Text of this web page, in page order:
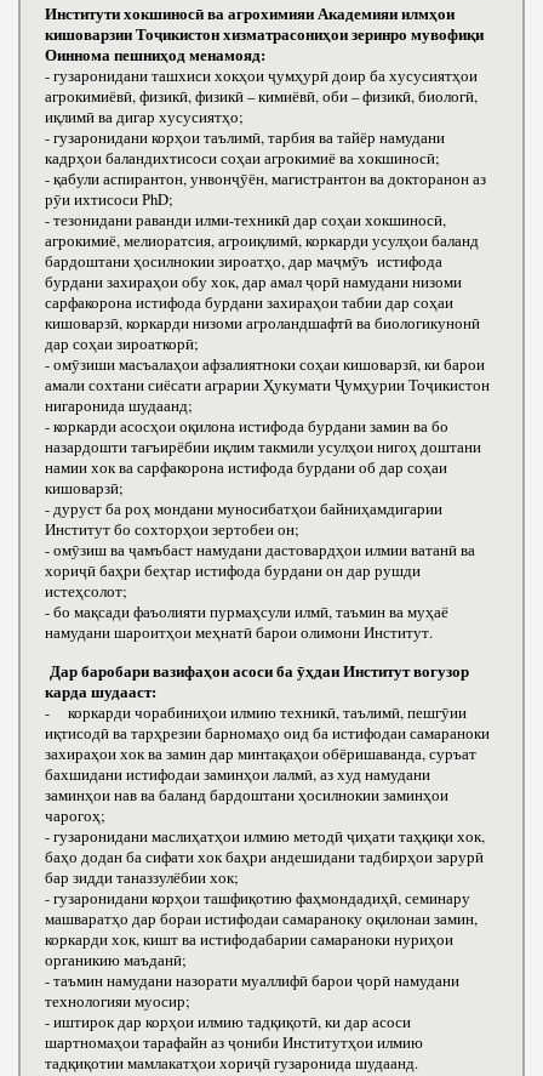
Институти хокшиносӣ ва агрохимияи Академияи илмҳои
кишоварзии Тоҷикистон хизматрасониҳои зеринро мувофиқи
Оиннома пешниҳод менамояд:
- гузаронидани ташхиси хокҳои ҷумҳурӣ доир ба хусусиятҳои
агрокимиёвӣ, физикӣ, физикӣ – кимиёвӣ, оби – физикӣ, биологӣ,
иқлимӣ ва дигар хусусиятҳо;
- гузаронидани корҳои таълимӣ, тарбия ва тайёр намудани
кадрҳои баландихтисоси соҳаи агрокимиё ва хокшиносӣ;
- қабули аспирантон, унвонҷӯён, магистрантон ва докторанон аз
рӯи ихтисоси РhD;
- тезонидани раванди илми-техникӣ дар соҳаи хокшиносӣ,
агрокимиё, мелиоратсия, агроиқлимӣ, коркарди усулҳои баланд
бардоштани ҳосилнокии зироатҳо, дар маҷмӯъ истифода
бурдани захираҳои обу хок, дар амал ҷорӣ намудани низоми
сарфакорона истифода бурдани захираҳои табии дар соҳаи
кишоварзӣ, коркарди низоми агроландшафтӣ ва биологикунонӣ
дар соҳаи зироаткорӣ;
- омӯзиши масъалаҳои афзалиятноки соҳаи кишоварзӣ, ки барои
амали сохтани сиёсати аграрии Ҳукумати Ҷумҳурии Тоҷикистон
нигаронида шудаанд;
- коркарди асосҳои оқилона истифода бурдани замин ва бо
назардошти тағъирёбии иқлим такмили усулҳои нигоҳ доштани
намии хок ва сарфакорона истифода бурдани об дар соҳаи
кишоварзӣ;
- дуруст ба роҳ мондани муносибатҳои байниҳамдигарии
Институт бо сохторҳои зертобеи он;
- омӯзиш ва ҷамъбаст намудани дастовардҳои илмии ватанӣ ва
хориҷӣ баҳри беҳтар истифода бурдани он дар рушди
истеҳсолот;
- бо мақсади фаъолияти пурмаҳсули илмӣ, таъмин ва муҳаё
намудани шароитҳои меҳнатӣ барои олимони Институт.
Дар баробари вазифаҳои асоси ба ӯҳдаи Институт вогузор
карда шудааст:
- коркарди чорабиниҳои илмию техникӣ, таълимӣ, пешгӯии
иқтисодӣ ва тарҳрезии барномаҳо оид ба истифодаи самараноки
захираҳои хок ва замин дар минтақаҳои обёришаванда, суръат
бахшидани истифодаи заминҳои лалмӣ, аз худ намудани
заминҳои нав ва баланд бардоштани ҳосилнокии заминҳои
чарогоҳ;
- гузаронидани маслиҳатҳои илмию методӣ ҷиҳати таҳқиқи хок,
баҳо додан ба сифати хок баҳри андешидани тадбирҳои зарурӣ
бар зидди таназзулёбии хок;
- гузаронидани корҳои ташфиқотию фаҳмондадиҳӣ, семинару
машваратҳо дар бораи истифодаи самараноку оқилонаи замин,
коркарди хок, кишт ва истифодабарии самараноки нуриҳои
органикию маъданӣ;
- таъмин намудани назорати муаллифӣ барои ҷорӣ намудани
технологияи муосир;
- иштирок дар корҳои илмию тадқиқотӣ, ки дар асоси
шартномаҳои тарафайн аз ҷониби Институтҳои илмию
тадқиқотии мамлакатҳои хориҷӣ гузаронида шудаанд.